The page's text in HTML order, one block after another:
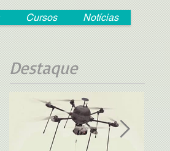
Cursos Notícias
Destaque